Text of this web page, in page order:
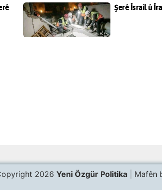
Şerê Îsraîl û
2026 Yeni Özgür Politika| Mafên